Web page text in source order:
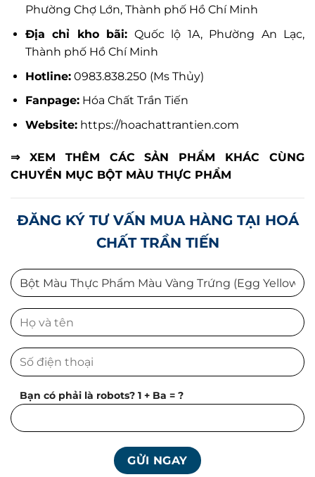
Phường Chợ Lớn, Thành phố Hồ Chí Minh
Địa chỉ kho bãi: Quốc lộ 1A, Phường An Lạc,
Thành phố Hồ Chí Minh
Hotline:0983.838.250 (Ms Thủy)
Fanpage:Hóa Chất Trần Tiến
Website:https://hoachattrantien.com
⇒ XEM THÊM CÁC SẢN PHẨM KHÁC CÙNG
CHUYỂN MỤC BỘT MÀU THỰC PHẨM
ĐĂNG KÝ TƯ VẤN MUA HÀNG TẠI HOÁ
CHẤT TRẦN TIẾN
Bạn có phải là robots? 1 + Ba = ?